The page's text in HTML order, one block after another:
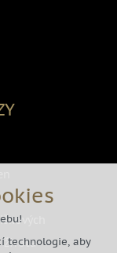
života
technologie, aby